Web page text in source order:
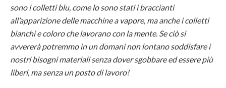
sono i colletti blu, come lo sono stati i braccianti
all’apparizione delle macchine a vapore, ma anche i colletti
bianchi e coloro che lavorano con la mente. Se ciò si
avvererà potremmo in un domani non lontano soddisfare i
nostri bisogni materiali senza dover sgobbare ed essere più
liberi, ma senza un posto di lavoro!